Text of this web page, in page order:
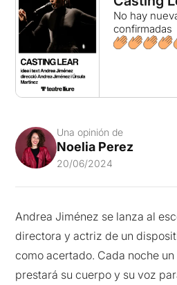
No hay
confirmadas
Una opinión de
Noelia Perez
20/06/2024
Andrea Jiménez se lanza al
directora y actriz de un
como acertado. Cada noche
prestará su cuerpo y su voz